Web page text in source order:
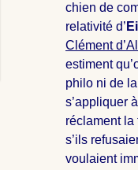
chien de
relativité d’
Clément
estiment
philo ni de
s’appliquer
réclament la
s’ils
voulaient